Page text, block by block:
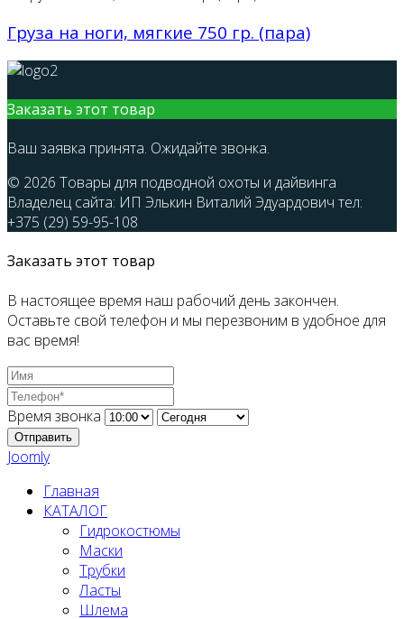
Груза на ноги, мягкие 750 гр. (пара)
Заказать этот товар
Ваш заявка принята. Ожидайте звонка.
© 2026 Товары для подводной охоты и дайвинга
Владелец сайта: ИП Элькин Виталий Эдуардович тел:
+375 (29) 59-95-108
Заказать этот товар
В настоящее время наш рабочий день закончен.
Оставьте свой телефон и мы перезвоним в удобное для
вас время!
Время звонка
Отправить
Joomly
Главная
КАТАЛОГ
Гидрокостюмы
Маски
Трубки
Ласты
Шлема